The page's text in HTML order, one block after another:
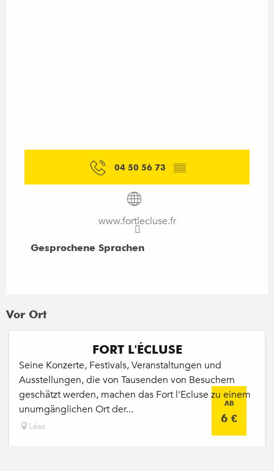
04 50 56 73 ▒▒
www.fortlecluse.fr
Gesprochene Sprachen
Gesprochene Sprachen
Vor Ort
AB
6 €
FORT L'ÉCLUSE
Seine Konzerte, Festivals, Veranstaltungen und
Ausstellungen, die von Tausenden von Besuchern
geschätzt werden, machen das Fort l'Ecluse zu einem
unumgänglichen Ort der...
Léaz